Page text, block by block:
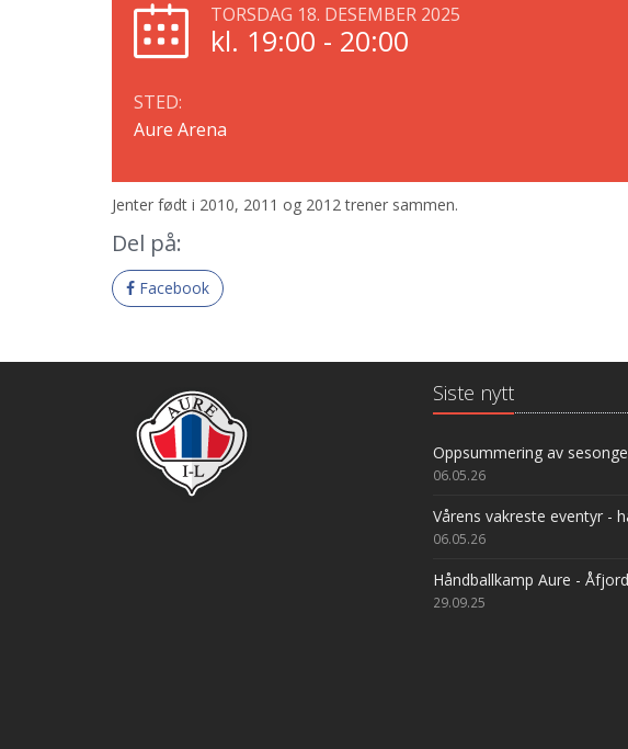
TORSDAG 18. DESEMBER 2025
kl. 19:00 - 20:00
STED:
Aure Arena
Jenter født i 2010, 2011 og 2012 trener sammen.
Del på:
Facebook
Siste nytt
Oppsummering av
06.05.26
Vårens vakreste eventyr -
06.05.26
Håndballkamp Aure - Åfjord
29.09.25